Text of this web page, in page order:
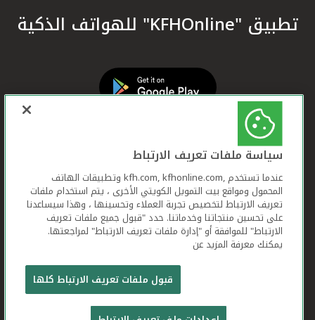
تطبيق "KFHOnline" للهواتف الذكية
بيت التمويل الكويتي جميع الحقوق محفوظة © 2026
شروط وأحكام استخدام الموقع الإلكتروني
سياسة ملفات تعريف الارتباط
عندما تستخدم ,kfh.com, kfhonline.com وتطبيقات الهاتف
المحمول ومواقع بيت التمويل الكويتي الأخرى ، يتم استخدام ملفات
تعريف الارتباط لتخصيص تجربة العملاء وتحسينها ، وهذا سيساعدنا
على تحسين منتجاتنا وخدماتنا. حدد "قبول جميع ملفات تعريف
الارتباط" للموافقة أو "إدارة ملفات تعريف الارتباط" لمراجعتها.
يمكنك معرفة المزيد عن
قبول ملفات تعريف الارتباط كلها